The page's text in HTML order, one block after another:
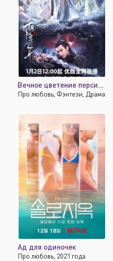
Вечное цветение персиков
Про любовь, Фэнтези, Драма
Ад для одиночек
Про любовь, 2021 года